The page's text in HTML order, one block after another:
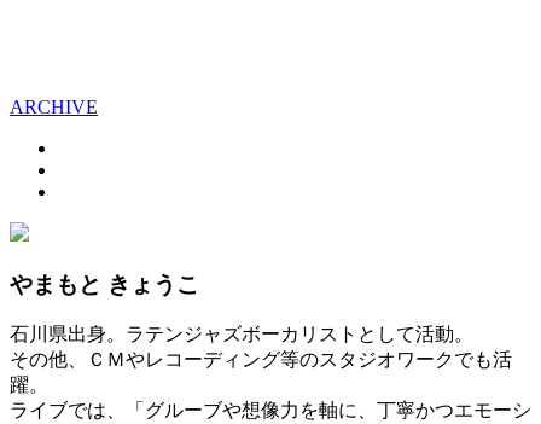
ARCHIVE
やまもと きょうこ
石川県出身。ラテンジャズボーカリストとして活動。
その他、ＣＭやレコーディング等のスタジオワークでも活
躍。
ライブでは、「グルーブや想像力を軸に、丁寧かつエモーシ